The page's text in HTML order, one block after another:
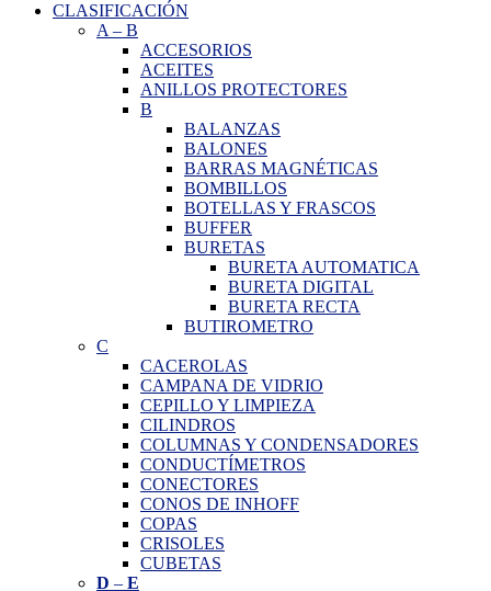
CLASIFICACIÓN
A– B
ACCESORIOS
ACEITES
ANILLOS PROTECTORES
B
BALANZAS
BALONES
BARRAS MAGNÉTICAS
BOMBILLOS
BOTELLAS Y FRASCOS
BUFFER
BURETAS
BURETA AUTOMATICA
BURETA DIGITAL
BURETA RECTA
BUTIROMETRO
C
CACEROLAS
CAMPANA DE VIDRIO
CEPILLO Y LIMPIEZA
CILINDROS
COLUMNAS Y CONDENSADORES
CONDUCTÍMETROS
CONECTORES
CONOS DE INHOFF
COPAS
CRISOLES
CUBETAS
D – E